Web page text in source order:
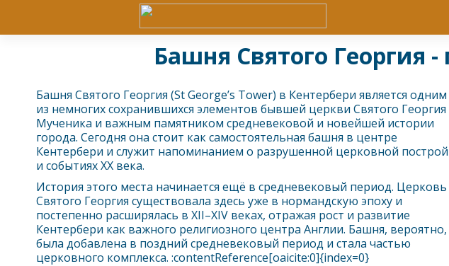
Башня Святого Георгия
Башня Святого Георгия (St George’s Tower) в Кентербери является одним
из немногих сохранившихся элементов бывшей церкви Святого Георгия
Мученика и важным памятником средневековой и новейшей истории
города. Сегодня она стоит как самостоятельная башня в центре
Кентербери и служит напоминанием о разрушенной церковной
и событиях XX века.
История этого места начинается ещё в средневековый период. Церковь
Святого Георгия существовала здесь уже в нормандскую эпоху и
постепенно расширялась в XII–XIV веках, отражая рост и развитие
Кентербери как важного религиозного центра Англии. Башня, вероятно,
была добавлена в поздний средневековый период и стала частью
церковного комплекса. :contentReference[oaicite:0]{index=0}